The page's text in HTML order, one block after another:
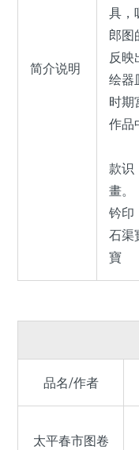
简介说明
具，
郎图
反映
绘器
时期
作品
款识
畫。
钤印
石渠
寶
品名/作者
太平春市图卷